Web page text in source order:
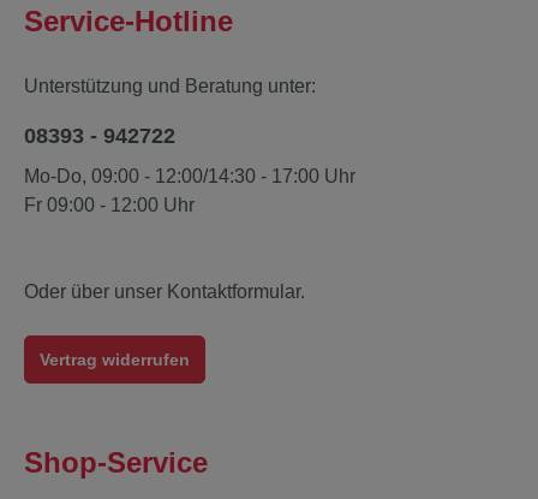
Service-Hotline
Unterstützung und Beratung unter:
08393 - 942722
Mo-Do, 09:00 - 12:00/14:30 - 17:00 Uhr
Fr 09:00 - 12:00 Uhr
Oder über unser Kontaktformular.
Vertrag widerrufen
Shop-Service